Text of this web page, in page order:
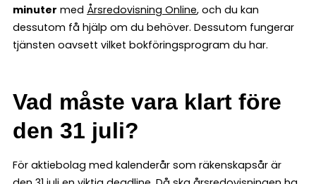
minuter med Årsredovisning Online, och du kan
dessutom få hjälp om du behöver. Dessutom fungerar
tjänsten oavsett vilket bokföringsprogram du har.
Vad måste vara klart före
den 31 juli?
För aktiebolag med kalenderår som räkenskapsår är